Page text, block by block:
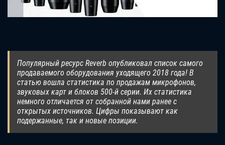
Популярный ресурс Reverb опубликовал список самого
продаваемого оборудования уходящего 2018 года! В
статью вошла статистика по продажам микрофонов,
звуковых карт и блоков 500-й серии. Их статистика
немного отличается от собранной нами ранее с
открытых источников. Цифры показывают как
подержанные, так и новые позиции.